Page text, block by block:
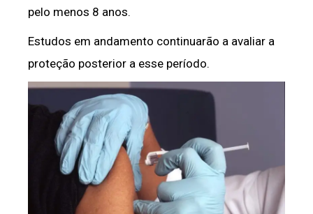
pelo menos 8 anos.
Estudos em andamento continuarão a avaliar a
proteção posterior a esse período.